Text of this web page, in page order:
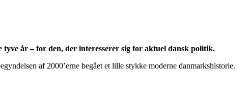
tyve år – for den, der interesserer sig for aktuel dansk politik.
af 2000’erne begået et lille stykke moderne danmarkshistorie.